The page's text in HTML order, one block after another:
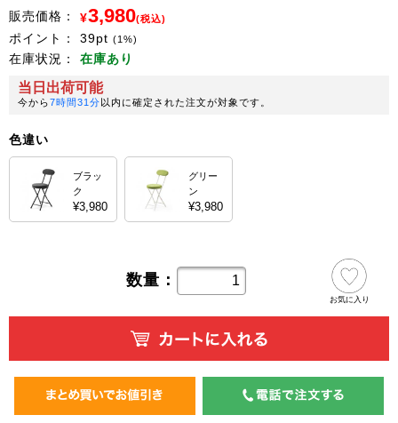
販売価格： ¥3,980(税込)
ポイント： 39pt (1%)
在庫状況： 在庫あり
当日出荷可能
今から7時間31分以内に確定された注文が対象です。
色違い
ブラッ
ク
¥3,980
グリー
ン
¥3,980
数量：
お気に入り